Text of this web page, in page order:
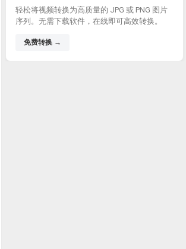
轻松将视频转换为高质量的 JPG 或 PNG 图片
序列。无需下载软件，在线即可高效转换。
免费转换 →